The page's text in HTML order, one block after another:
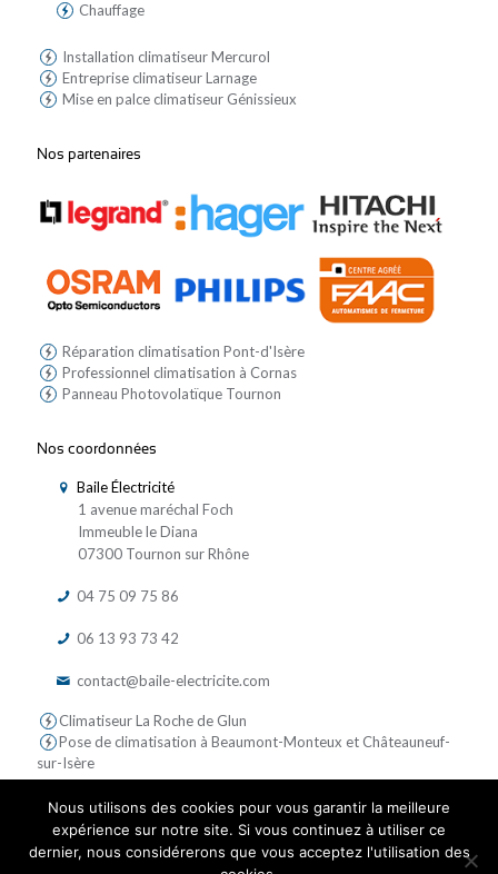
Chauffage
Installation climatiseur Mercurol
Entreprise climatiseur Larnage
Mise en palce climatiseur Génissieux
Nos partenaires
Réparation climatisation Pont-d'Isère
Professionnel climatisation à Cornas
Panneau Photovolatïque Tournon
Nos coordonnées
Baile Électricité
1 avenue maréchal Foch
Immeuble le Diana
07300 Tournon sur Rhône
04 75 09 75 86
06 13 93 73 42
contact@baile-electricite.com
Climatiseur La Roche de Glun
Pose de climatisation à Beaumont-Monteux et Châteauneuf-
sur-Isère
Nous utilisons des cookies pour vous garantir la meilleure
expérience sur notre site. Si vous continuez à utiliser ce
dernier, nous considérerons que vous acceptez l'utilisation des